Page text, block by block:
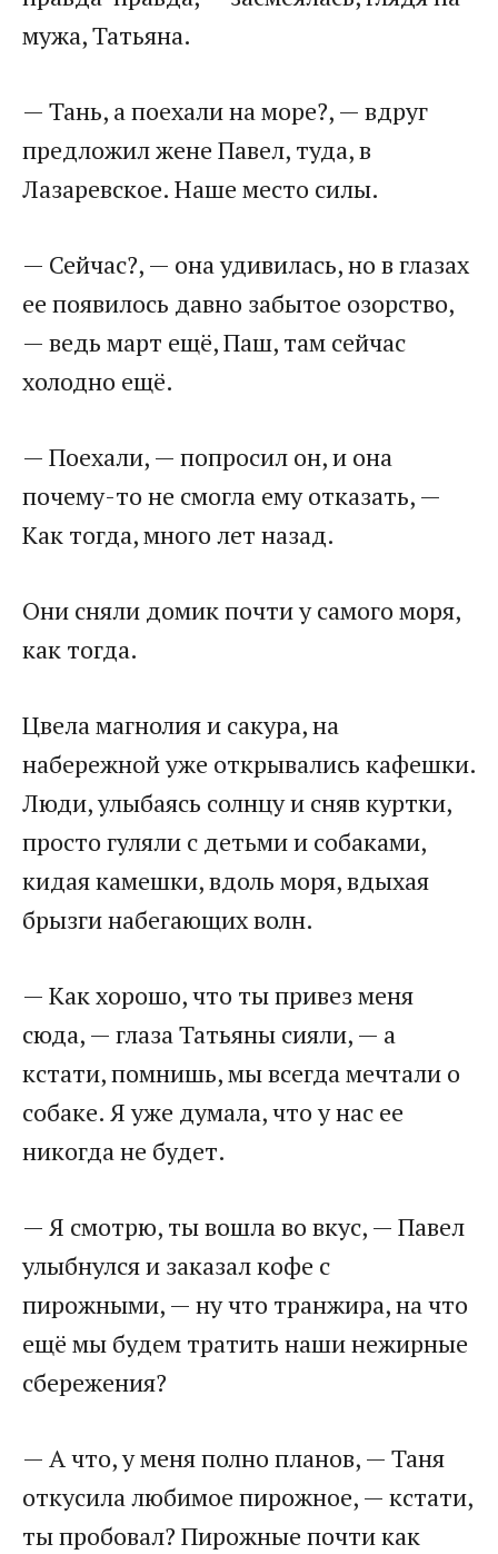
мужа, Татьяна.
— Тань, а поехали на море?, — вдруг
предложил жене Павел, туда, в
Лазаревское. Наше место силы.
— Сейчас?, — она удивилась, но в глазах
ее появилось давно забытое озорство,
— ведь март ещё, Паш, там сейчас
холодно ещё.
— Поехали, — попросил он, и она
почему-то не смогла ему отказать, —
Как тогда, много лет назад.
Они сняли домик почти у самого моря,
как тогда.
Цвела магнолия и сакура, на
набережной уже открывались кафешки.
Люди, улыбаясь солнцу и сняв куртки,
просто гуляли с детьми и собаками,
кидая камешки, вдоль моря, вдыхая
брызги набегающих волн.
— Как хорошо, что ты привез меня
сюда, — глаза Татьяны сияли, — а
кстати, помнишь, мы всегда мечтали о
собаке. Я уже думала, что у нас ее
никогда не будет.
— Я смотрю, ты вошла во вкус, — Павел
улыбнулся и заказал кофе с
пирожными, — ну что транжира, на что
ещё мы будем тратить наши нежирные
сбережения?
— А что, у меня полно планов, — Таня
откусила любимое пирожное, — кстати,
ты пробовал? Пирожные почти как